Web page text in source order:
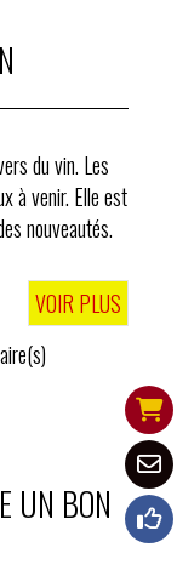
du vin. Les
à venir. Elle est
nouveautés.
VOIR PLUS
UN BON